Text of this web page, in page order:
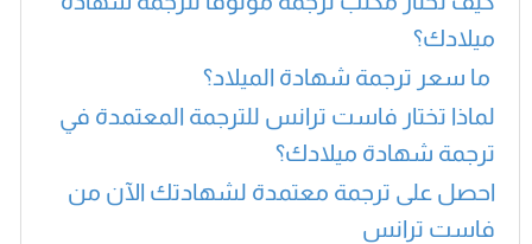
ميلادك؟
ما سعر ترجمة شهادة الميلاد؟
لماذا تختار فاست ترانس للترجمة المعتمدة في
ترجمة شهادة ميلادك؟
احصل على ترجمة معتمدة لشهادتك الآن من
فاست ترانس